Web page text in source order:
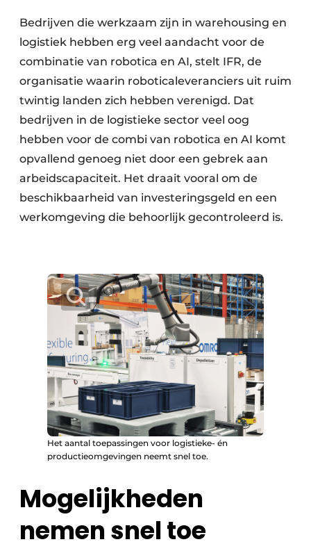
Bedrijven die werkzaam zijn in warehousing en
logistiek hebben erg veel aandacht voor de
combinatie van robotica en AI, stelt IFR, de
organisatie waarin roboticaleveranciers uit ruim
twintig landen zich hebben verenigd. Dat
bedrijven in de logistieke sector veel oog
hebben voor de combi van robotica en AI komt
opvallend genoeg niet door een gebrek aan
arbeidscapaciteit. Het draait vooral om de
beschikbaarheid van investeringsgeld en een
werkomgeving die behoorlijk gecontroleerd is.
Het aantal toepassingen voor logistieke- én
productieomgevingen neemt snel toe.
Mogelijkheden
nemen snel toe